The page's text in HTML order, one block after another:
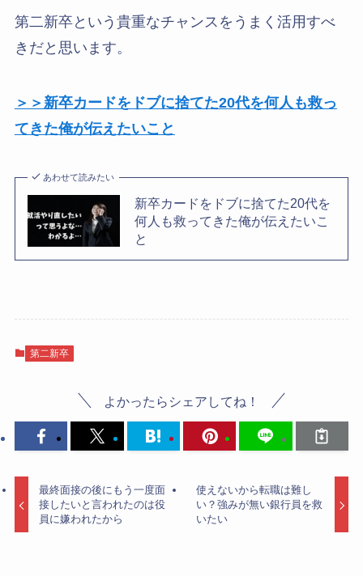
第二新卒という貴重なチャンスをうまく活用すべ
きだと思います。
＞＞新卒カードをドブに捨てた20代を何人も救っ
てきた俺が伝えたいこと
あわせて読みたい
新卒カードをドブに捨てた20代を
何人も救ってきた俺が伝えたいこ
と
第二新卒
よかったらシェアしてね！
最終面接の後にもう一度面
接したいと言われたのは役
員に嫌われたから
使えないから転職は難し
い？強みが無い銀行員を救
いたい